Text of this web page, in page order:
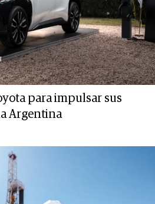
para impulsar sus
Argentina